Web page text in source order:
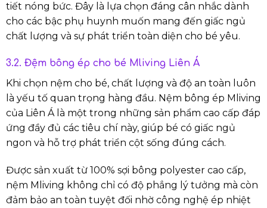
tiết nóng bức. Đây là lựa chọn đáng cân nhắc dành
cho các bậc phụ huynh muốn mang đến giấc ngủ
chất lượng và sự phát triển toàn diện cho bé yêu.
3.2. Đệm bông ép cho bé Mliving Liên Á
Khi chọn nệm cho bé, chất lượng và độ an toàn luôn
là yếu tố quan trọng hàng đầu. Nệm bông ép Mliving
của Liên Á là một trong những sản phẩm cao cấp đáp
ứng đầy đủ các tiêu chí này, giúp bé có giấc ngủ
ngon và hỗ trợ phát triển cột sống đúng cách.
Được sản xuất từ 100% sợi bông polyester cao cấp,
nệm Mliving không chỉ có độ phẳng lý tưởng mà còn
đảm bảo an toàn tuyệt đối nhờ công nghệ ép nhiệt